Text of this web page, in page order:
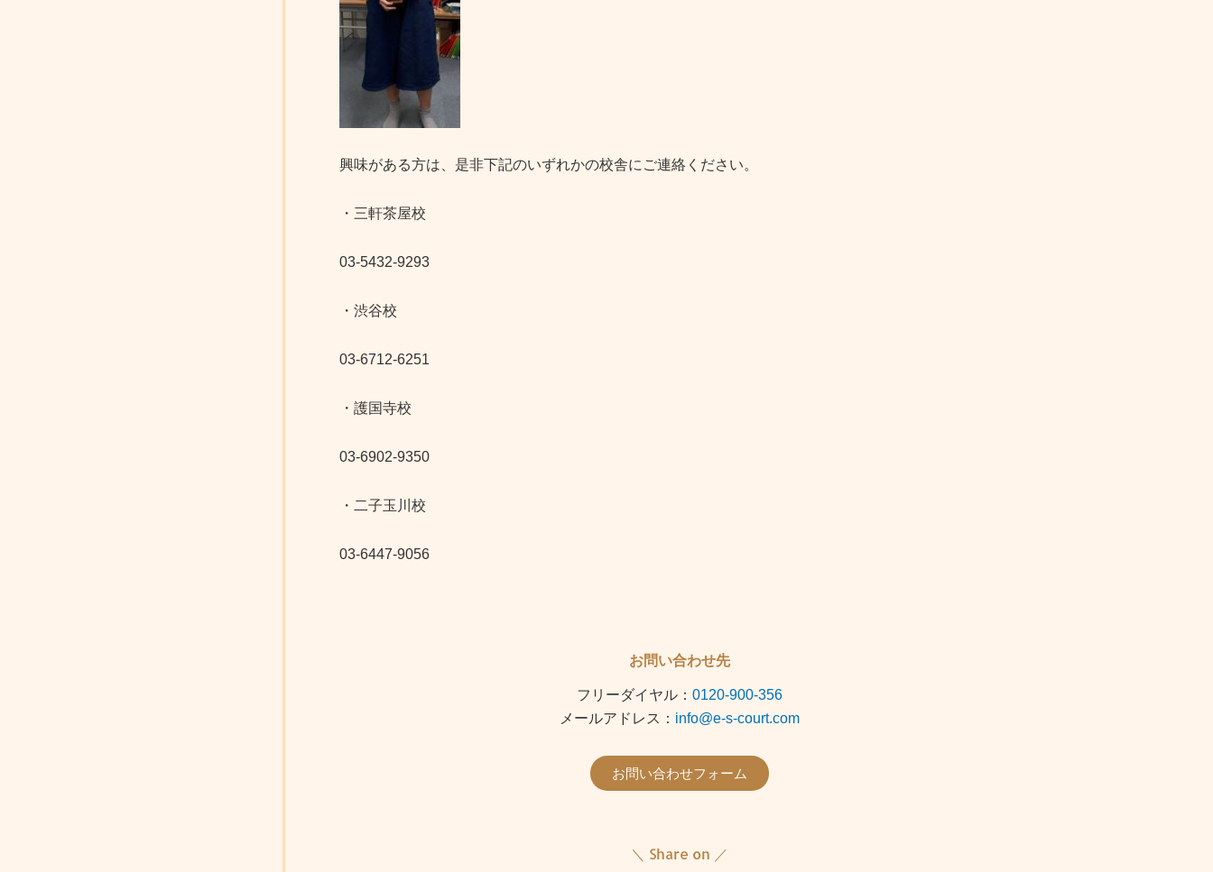
興味がある方は、是非下記のいずれかの校舎にご連絡ください。
・三軒茶屋校
03-5432-9293
・渋谷校
03-6712-6251
・護国寺校
03-6902-9350
・二子玉川校
03-6447-9056
お問い合わせ先
フリーダイヤル： 0120-900-356
メールアドレス： info@e-s-court.com
お問い合わせフォーム
＼ Share on ／